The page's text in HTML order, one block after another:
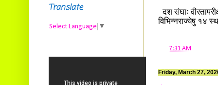
दश संघाः
विभिन्नराज्येषु १४
7:31 AM
Friday, March 27,
Translate
Select Language ▼